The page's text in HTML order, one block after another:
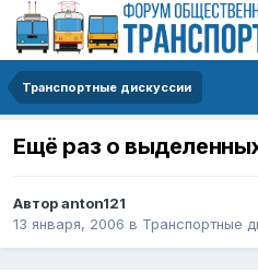
Транспортные дискуссии
Ещё раз о
Авторanton121
13 января, 2006 в Транспортные